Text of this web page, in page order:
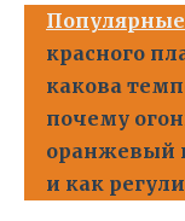
Популярные
красного
какова
почему
оранжевый
и как